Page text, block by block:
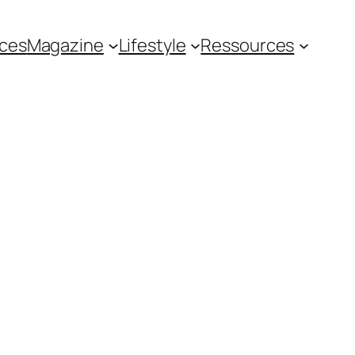
Magazine Lifestyle Ressources